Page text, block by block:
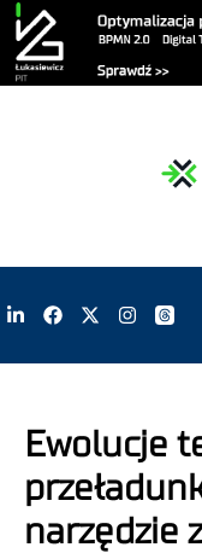
Ewolucje
narzędzie